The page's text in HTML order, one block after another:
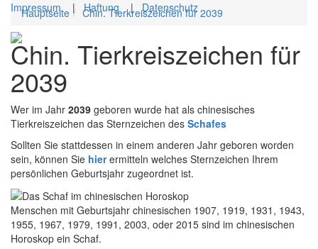
Impressum|Haftung |Datenschutz
Hauptseite Chin. Tierkreiszeichen für 2039
Chin. Tierkreiszeichen für
2039
Wer im Jahr 2039 geboren wurde hat als chinesisches
Tierkreiszeichen das Sternzeichen des Schafes
Sollten Sie stattdessen in einem anderen Jahr geboren worden
sein, können Sie hierermitteln welches Sternzeichen Ihrem
persönlichen Geburtsjahr zugeordnet ist.
Menschen mit Geburtsjahr chinesischen 1907, 1919, 1931, 1943,
1955, 1967, 1979, 1991, 2003, oder 2015 sind im chinesischen
Horoskop ein Schaf.